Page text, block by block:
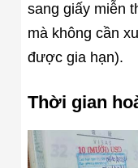
sang giấy miễn
mà không cần
được gia hạn).
Thời gian